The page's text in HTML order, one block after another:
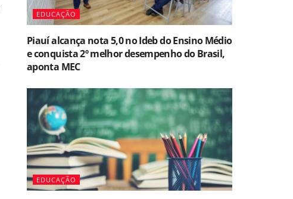
EDUCAÇÃO
Piauí alcança nota 5,0 no Ideb do Ensino Médio
e conquista 2º melhor desempenho do Brasil,
aponta MEC
EDUCAÇÃO